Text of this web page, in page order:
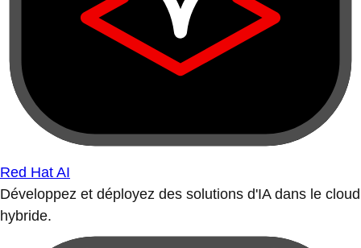
Red Hat AI
Développez et déployez des solutions d'IA dans le cloud
hybride.